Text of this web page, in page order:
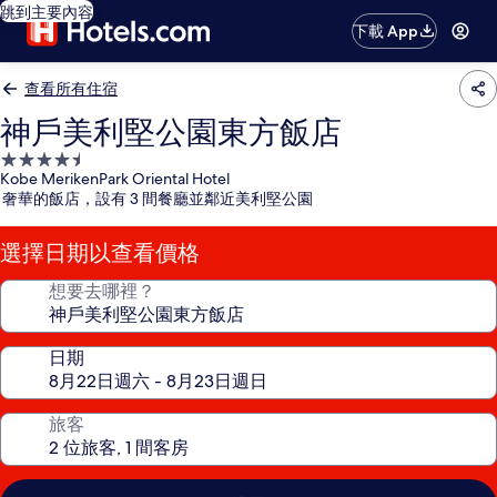
跳到主要內容
下載 App
查看所有住宿
神戶美利堅公園東方飯店
4.5
星
級
住
宿
Kobe MerikenPark Oriental Hotel
奢華的飯店，設有 3 間餐廳並鄰近美利堅公園
選擇日期以查看價格
想要去哪裡？
日期
旅客